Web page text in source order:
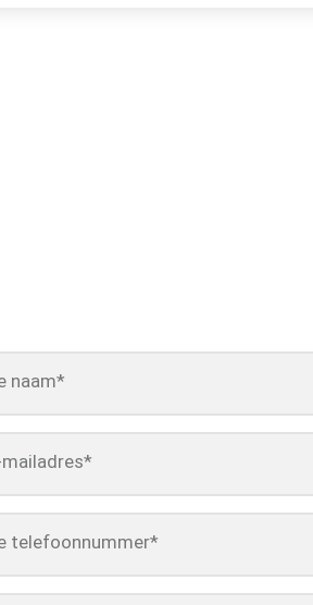
naam*
mailadres*
telefoonnummer*